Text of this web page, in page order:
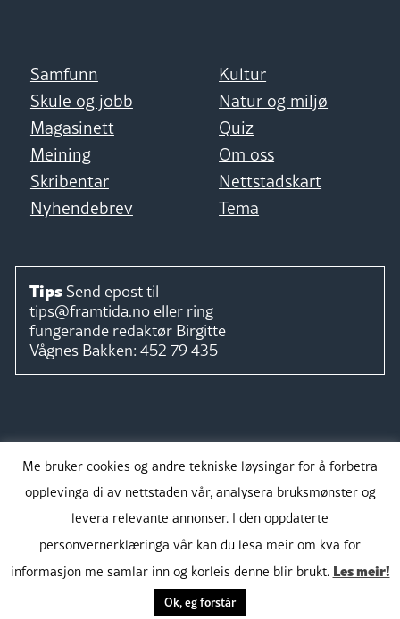
Samfunn
Kultur
Skule og jobb
Natur og miljø
Magasinett
Quiz
Meining
Om oss
Skribentar
Nettstadskart
Nyhendebrev
Tema
Tips Send epost til
tips@framtida.no eller ring
fungerande redaktør Birgitte
Vågnes Bakken: 452 79 435
Takk for støtta:
Me bruker cookies og andre tekniske løysingar for å forbetra
opplevinga di av nettstaden vår, analysera bruksmønster og
levera relevante annonser. I den oppdaterte
personvernerklæringa vår kan du lesa meir om kva for
informasjon me samlar inn og korleis denne blir brukt. Les meir!
Ok, eg forstår